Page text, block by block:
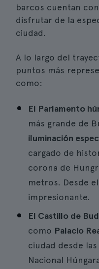
barcos cuentan con
disfrutar de la
ciudad.
A lo largo del
puntos más
como:
El Parlamento
más grande de
iluminación
cargado de
corona de
metros. Desde
impresionante.
El Castillo de
como Palacio
ciudad desde
Nacional